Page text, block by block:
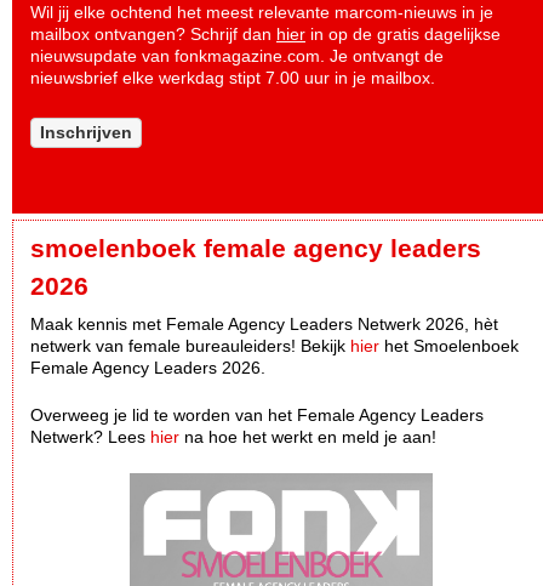
Wil jij elke ochtend het meest relevante marcom-nieuws in je
mailbox ontvangen? Schrijf dan hier in op de gratis dagelijkse
nieuwsupdate van fonkmagazine.com. Je ontvangt de
nieuwsbrief elke werkdag stipt 7.00 uur in je mailbox.
Inschrijven
smoelenboek female agency leaders
2026
Maak kennis met Female Agency Leaders Netwerk 2026, hèt
netwerk van female bureauleiders! Bekijk hier het Smoelenboek
Female Agency Leaders 2026.
Overweeg je lid te worden van het Female Agency Leaders
Netwerk? Lees hier na hoe het werkt en meld je aan!